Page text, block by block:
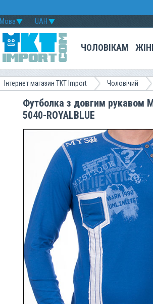
UAH
Мова
ЧОЛОВІКАМ
Інтернет магазин TKT Import Чоловічий
Футболка з довгим рукавом
5040-ROYALBLUE